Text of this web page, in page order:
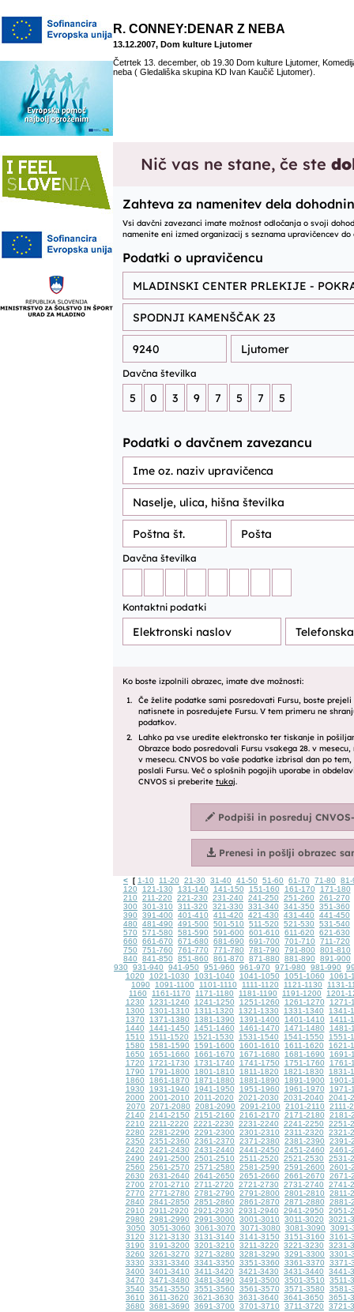
R. CONNEY:DENAR Z NEBA
13.12.2007, Dom kulture Ljutomer
Četrtek 13. december, ob 19.30 Dom kulture Ljutomer,
neba ( Gledališka skupina KD Ivan Kaučič Ljutomer).
< [ 1-10 11-20 21-30 31-40 41-50 51-60 61-70 71-80
81-
120
121-130 131-140 141-150 151-160 161-170
171-180
210
211-220 221-230 231-240 241-250 251-260
261-270
300
301-310 311-320 321-330 331-340 341-350
351-360
390
391-400 401-410 411-420 421-430 431-440
441-450
480
481-490 491-500 501-510 511-520 521-530
531-540
570
571-580 581-590 591-600 601-610 611-620
621-630
660
661-670 671-680 681-690 691-700 701-710
711-720
750
751-760 761-770 771-780 781-790 791-800
801-810
840
841-850 851-860 861-870 871-880 881-890
891-900
930
931-940 941-950 951-960 961-970 971-980 981-990
1020
1021-1030 1031-1040 1041-1050 1051-1060
1061-
1090
1091-1100 1101-1110 1111-1120 1121-1130
1131-
1160
1161-1170 1171-1180 1181-1190 1191-1200
1201-
1230
1231-1240 1241-1250 1251-1260 1261-1270
1271-
1300
1301-1310 1311-1320 1321-1330 1331-1340
1341-
1370
1371-1380 1381-1390 1391-1400 1401-1410
1411-
1440
1441-1450 1451-1460 1461-1470 1471-1480
1481-
1510
1511-1520 1521-1530 1531-1540 1541-1550
1551-
1580
1581-1590 1591-1600 1601-1610 1611-1620
1621-
1650
1651-1660 1661-1670 1671-1680 1681-1690
1691-
1720
1721-1730 1731-1740 1741-1750 1751-1760
1761-
1790
1791-1800 1801-1810 1811-1820 1821-1830
1831-
1860
1861-1870 1871-1880 1881-1890 1891-1900
1901-
1930
1931-1940 1941-1950 1951-1960 1961-1970
1971-
2000
2001-2010 2011-2020 2021-2030 2031-2040
2041-
2070
2071-2080 2081-2090 2091-2100 2101-2110
2111-
2140
2141-2150 2151-2160 2161-2170 2171-2180
2181-
2210
2211-2220 2221-2230 2231-2240 2241-2250
2251-
2280
2281-2290 2291-2300 2301-2310 2311-2320
2321-
2350
2351-2360 2361-2370 2371-2380 2381-2390
2391-
2420
2421-2430 2431-2440 2441-2450 2451-2460
2461-
2490
2491-2500 2501-2510 2511-2520 2521-2530
2531-
2560
2561-2570 2571-2580 2581-2590 2591-2600
2601-
2630
2631-2640 2641-2650 2651-2660 2661-2670
2671-
2700
2701-2710 2711-2720 2721-2730 2731-2740
2741-
2770
2771-2780 2781-2790 2791-2800 2801-2810
2811-
2840
2841-2850 2851-2860 2861-2870 2871-2880
2881-
2910
2911-2920 2921-2930 2931-2940 2941-2950
2951-
2980
2981-2990 2991-3000 3001-3010 3011-3020
3021-
3050
3051-3060 3061-3070 3071-3080 3081-3090
3091-
3120
3121-3130 3131-3140 3141-3150 3151-3160
3161-
3190
3191-3200 3201-3210 3211-3220 3221-3230
3231-
3260
3261-3270 3271-3280 3281-3290 3291-3300
3301-
3330
3331-3340 3341-3350 3351-3360 3361-3370
3371-
3400
3401-3410 3411-3420 3421-3430 3431-3440
3441-
3470
3471-3480 3481-3490 3491-3500 3501-3510
3511-
3540
3541-3550 3551-3560 3561-3570 3571-3580
3581-
3610
3611-3620 3621-3630 3631-3640 3641-3650
3651-
3680
3681-3690 3691-3700 3701-3710 3711-3720
3721-